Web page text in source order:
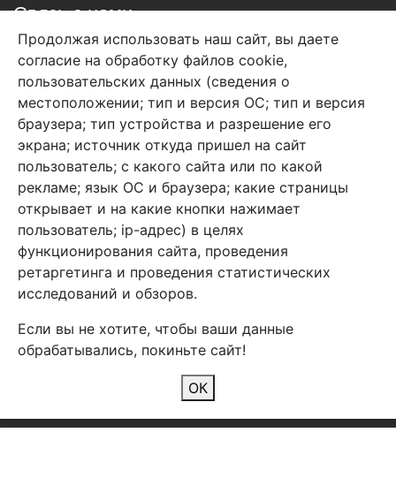
Связь с нами
+7 (495) 933-38-08
info@arben-textile.ru- оптовые продажи
Арбен текстиль г. Щелково, пер.
1-й Советский д.25, владение 2.
Мы в соц. сетях
Продолжая использовать наш сайт, вы даете
согласие на обработку файлов cookie,
пользовательских данных (сведения о
местоположении; тип и версия ОС; тип и версия
браузера; тип устройства и разрешение его
экрана; источник откуда пришел на сайт
пользователь; с какого сайта или по какой
рекламе; язык ОС и браузера; какие страницы
открывает и на какие кнопки нажимает
пользователь; ip-адрес) в целях
функционирования сайта, проведения
ретаргетинга и проведения статистических
исследований и обзоров.
Если вы не хотите, чтобы ваши данные
обрабатывались, покиньте сайт!
ОК